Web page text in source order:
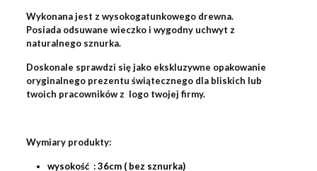
Wykonana jest z wysokogatunkowego drewna.
Posiada odsuwane wieczko i wygodny uchwyt z
naturalnego sznurka.
Doskonale sprawdzi się jako ekskluzywne opakowanie
oryginalnego prezentu świątecznego dla bliskich lub
twoich pracowników z logo twojej firmy.
Wymiary produkty:
wysokość : 36cm ( bez sznurka)